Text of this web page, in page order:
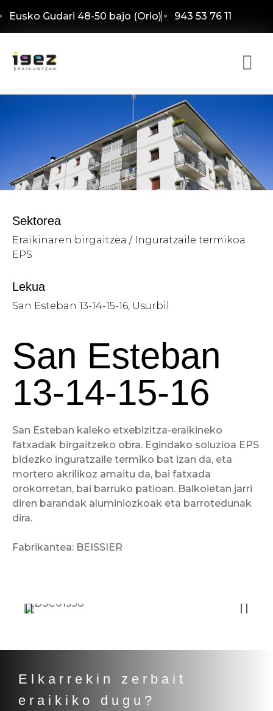
Eusko Gudari 48-50 bajo (Orio) 943 53 76 11
Sektorea
Eraikinaren birgaitzea / Inguratzaile termikoa
EPS
Lekua
San Esteban 13-14-15-16, Usurbil
San Esteban
13-14-15-16
San Esteban kaleko etxebizitza-eraikineko
fatxadak birgaitzeko obra. Egindako soluzioa EPS
bidezko inguratzaile termiko bat izan da, eta
mortero akrilikoz amaitu da, bai fatxada
orokorretan, bai barruko patioan. Balkoietan jarri
diren barandak aluminiozkoak eta barrotedunak
dira.
Fabrikantea: BEISSIER
Elkarrekin zerbait
eraikiko dugu?